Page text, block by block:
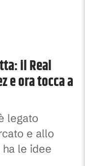
il Real
e ora tocca a
legato
e allo
le idee